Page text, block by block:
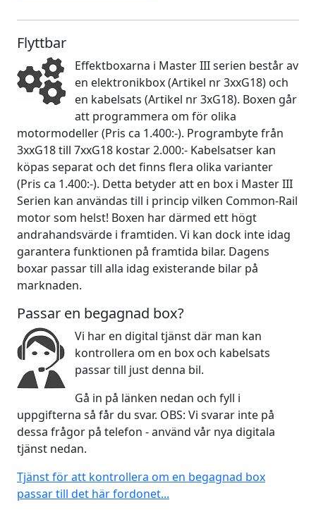
Flyttbar
Effektboxarna i Master III serien består av
en elektronikbox (Artikel nr 3xxG18) och
en kabelsats (Artikel nr 3xG18). Boxen går
att programmera om för olika
motormodeller (Pris ca 1.400:-). Programbyte från
3xxG18 till 7xxG18 kostar 2.000:- Kabelsatser kan
köpas separat och det finns flera olika varianter
(Pris ca 1.400:-). Detta betyder att en box i Master III
Serien kan användas till i princip vilken Common-Rail
motor som helst! Boxen har därmed ett högt
andrahandsvärde i framtiden. Vi kan dock inte idag
garantera funktionen på framtida bilar. Dagens
boxar passar till alla idag existerande bilar på
marknaden.
Passar en begagnad box?
Vi har en digital tjänst där man kan
kontrollera om en box och kabelsats
passar till just denna bil.
Gå in på länken nedan och fyll i
uppgifterna så får du svar. OBS: Vi svarar inte på
dessa frågor på telefon - använd vår nya digitala
tjänst nedan.
Tjänst för att kontrollera om en begagnad box
passar till det här fordonet...